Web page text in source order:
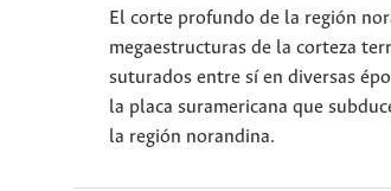
El corte profundo de la región
megaestructuras de la corteza
suturados entre sí en diversas
la placa suramericana que
la región norandina.